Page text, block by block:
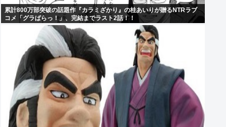
累計800万部突破の話題作『カラミざかり』の桂あいりが贈るNTRラブ
コメ「グラぱらっ！」、完結までラスト2話！！